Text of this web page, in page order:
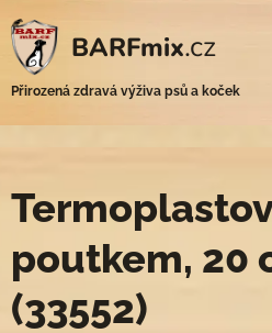
BARFmix.cz
Přirozená zdravá výživa psů a koček
poutkem, 20
(33552)